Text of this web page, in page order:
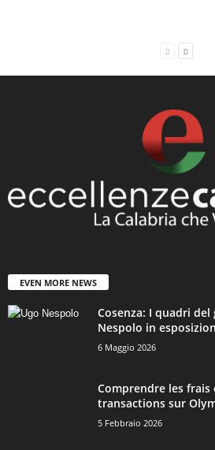
EVEN MORE NEWS
Cosenza: I quadri
Nespolo in
6 Maggio 2026
Comprendre les
transactions sur
5 Febbraio 2026